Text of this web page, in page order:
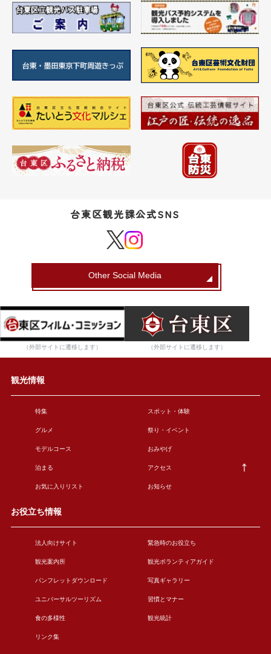
台東区観光課公式SNS
Other Social Media
（外部サイトに遷移します） （外部サイトに遷移します）
観光情報
特集 スポット・体験
グルメ 祭り・イベント
モデルコース おみやげ
泊まる アクセス
お気に入りリスト お知らせ
お役立ち情報
法人向けサイト 緊急時のお役立ち
観光案内所 観光ボランティアガイド
パンフレットダウンロード 写真ギャラリー
ユニバーサルツーリズム 習慣とマナー
食の多様性 観光統計
リンク集